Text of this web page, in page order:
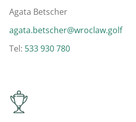
Agata Betscher
agata.betscher@wroclaw.golf
Tel: 533 930 780